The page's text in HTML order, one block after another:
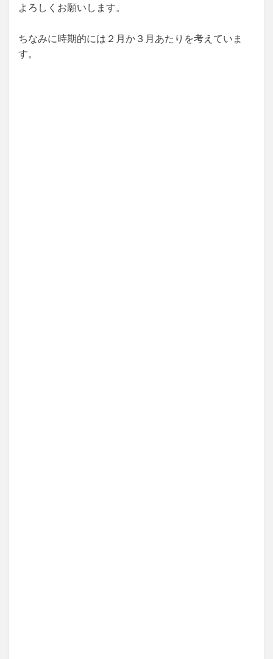
よろしくお願いします。
ちなみに時期的には２月か３月あたりを考えていま
す。